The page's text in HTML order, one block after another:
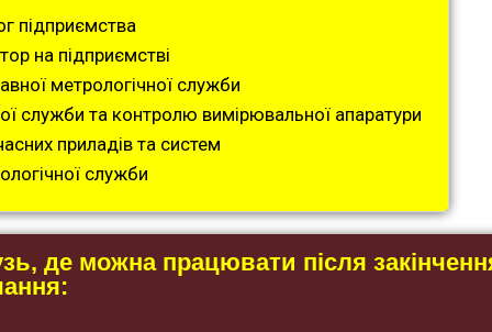
підприємства
на підприємстві
метрологічної служби
служби та контролю вимірювальної апаратури
приладів та систем
служби
де можна працювати після